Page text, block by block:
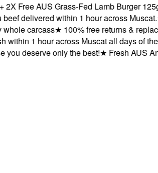
Free AUS Grass-Fed Lamb Burger
delivered within 1 hour across Muscat.★
carcass★100% free returns &
1 hour across Muscat all days of the
deserve only the best!★Fresh AUS